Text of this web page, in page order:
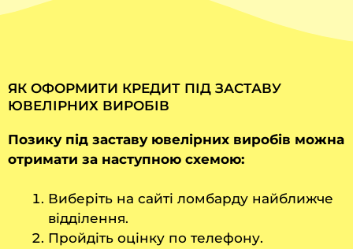
ЯК ОФОРМИТИ КРЕДИТ ПІД ЗАСТАВУ
ЮВЕЛІРНИХ ВИРОБІВ
Позику під заставу ювелірних виробів можна
отримати за наступною схемою:
Виберіть на сайті ломбарду найближче
відділення.
Пройдіть оцінку по телефону.